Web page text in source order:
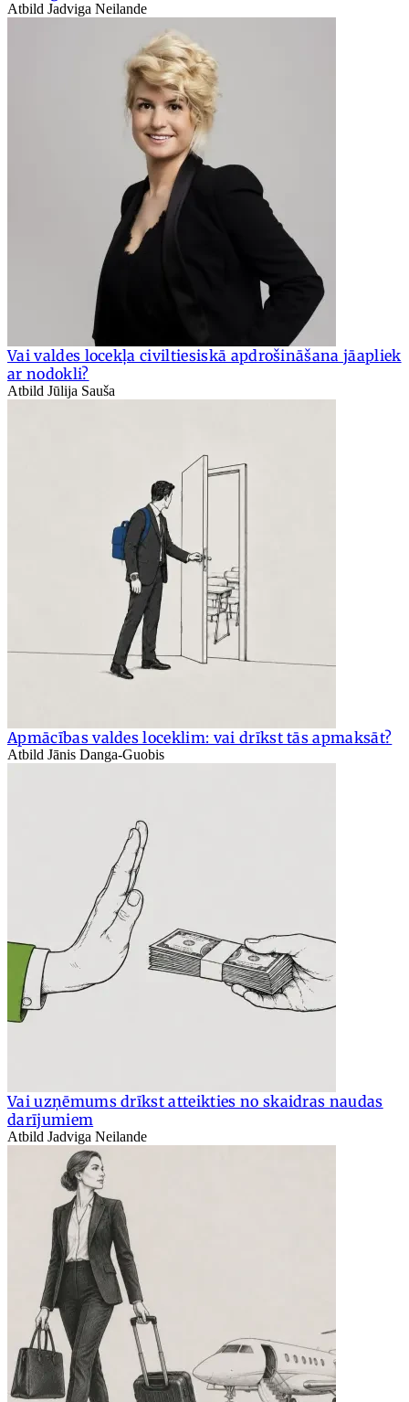
Atbild Jadviga Neilande
Vai valdes locekļa civiltiesiskā apdrošināšana jāapliek
ar nodokli?
Atbild Jūlija Sauša
Apmācības valdes loceklim: vai drīkst tās apmaksāt?
Atbild Jānis Danga-Guobis
Vai uzņēmums drīkst atteikties no skaidras naudas
darījumiem
Atbild Jadviga Neilande